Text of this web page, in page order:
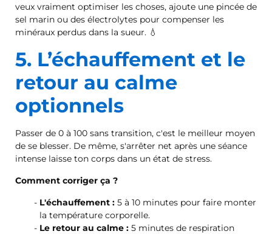
veux vraiment optimiser les choses, ajoute une pincée de
sel marin ou des électrolytes pour compenser les
minéraux perdus dans la sueur. 💧
5. L’échauffement et le
retour au calme
optionnels
Passer de 0 à 100 sans transition, c'est le meilleur moyen
de se blesser. De même, s'arrêter net après une séance
intense laisse ton corps dans un état de stress.
Comment corriger ça ?
L'échauffement : 5 à 10 minutes pour faire monter
la température corporelle.
Le retour au calme : 5 minutes de respiration